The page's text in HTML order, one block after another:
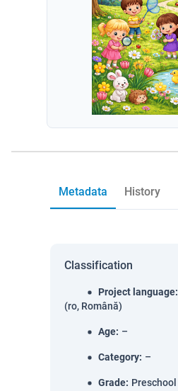
Metadata History
Classification
Project language:
(ro, Română)
Age: –
Category: –
Grade: Preschool